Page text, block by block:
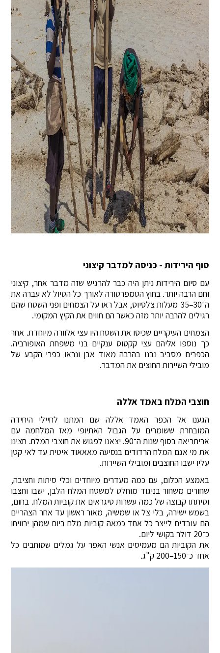
סוף הירידות - כניסה למדבר קיצוני
עם סיום הירידות ניתן היה כבר להרגיש שזה מדבר אחר, קיצוני
וחם הרבה יותר. בחוץ הטמפרטורה לאורך כל הטיול לא עברה את
ה־30–35 מעלות צלסיוס, אבל ראו על הצמחים ופני השטח שהם
רגילים להרבה יותר מזה כאשר הם חווים את הקיץ המקומי.
הצמחים העיקריים שכיסו את השטח היו עצי אלוורה מיוחדת. אחר
כך נוספו אליהם עצי קקטוס ענקיים בני משפחת האופורביה.
הכפרים מסביב נבנו בהרבה מאוד אבן ונראו כפרי הקבע של
מובילי השיירות החוצים את המדבר.
חוצבי המלח באמד אללה
הגענו אל הכפר האמד אללה שם המתנו לחיילי היחידה
המובחרת ששומרים על הגבול האתיופי מאז המלחמה עם
אריתריאה בסוף שנות ה־90. יצאנו לפגוש את חוצבי המלח. חצינו
את מי אגם המלח הרדודים בנסיעה מאאאוד איטית עד לאי קטן
עליו ישבו החוצבים ומובילי השיירות.
באמצע הכלום, עם כמה מעדרים מיוחדים וכלי סיתות וחציבה,
שחורים משחור בניגוד מוחלט למשטח המלח הלבן, ישבו וחצבו
וסיתתו קבוצה של כמה עשרות טיגראים את קוביות המלח. בחום,
בשמש ישירה, בלי צל או שמשיה, מאור ראשון עד אחר הצהריים
הם עובדים לייצר כל אחד כמאה קוביות מלח ביום שמהן ירוויחו
כ־20 דולר בקושי ליום.
את הקוביות הם מעמיסים אנשי האפר על גמלים שסוחבים כל
אחד כ־150–200 ק"ג.